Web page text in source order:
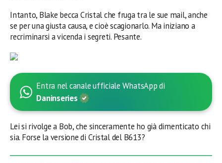
Intanto, Blake becca Cristal che fruga tra le sue mail, anche
se per una giusta causa, e cioè scagionarlo. Ma iniziano a
recriminarsi a vicenda i segreti. Pesante.
Entra nel canale ufficiale WhatsApp di
Daninseries
Lei si rivolge a Bob, che sinceramente ho già dimenticato chi
sia. Forse la versione di Cristal del B613?